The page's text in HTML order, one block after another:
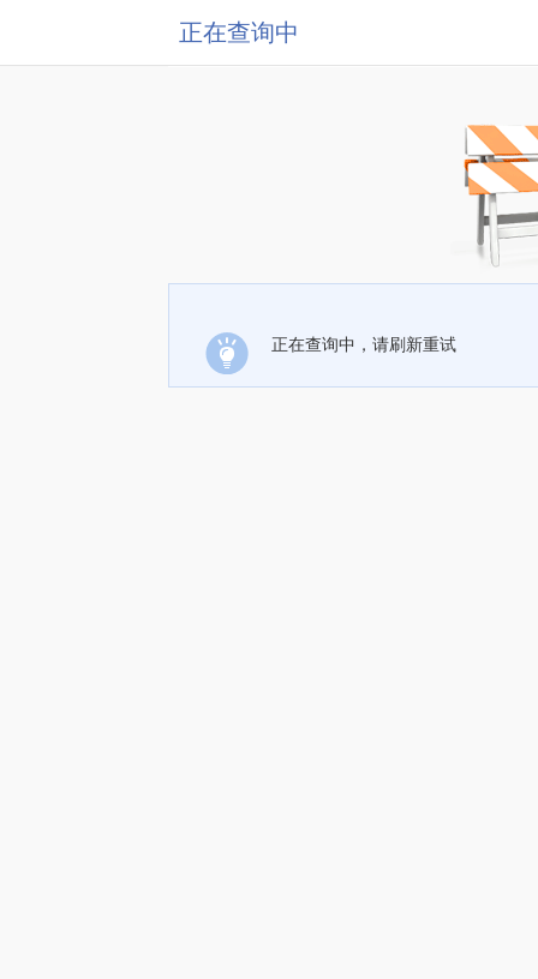
正在查询中
正在查询中，请刷新重试